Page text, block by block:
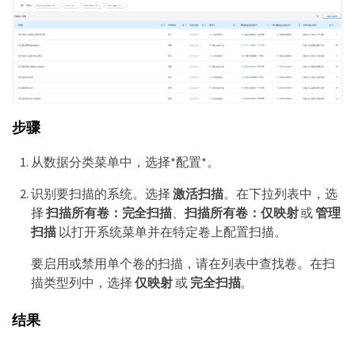
步骤
从数据分类菜单中，选择*配置*。
识别要扫描的系统。选择 激活扫描。在下拉列表中，选
择 扫描所有卷：完全扫描 、扫描所有卷：仅映射或管理
扫描以打开系统菜单并在特定卷上配置扫描。
要启用或禁用单个卷的扫描，请在列表中查找卷。在扫
描类型列中，选择 仅映射或 完全扫描。
结果